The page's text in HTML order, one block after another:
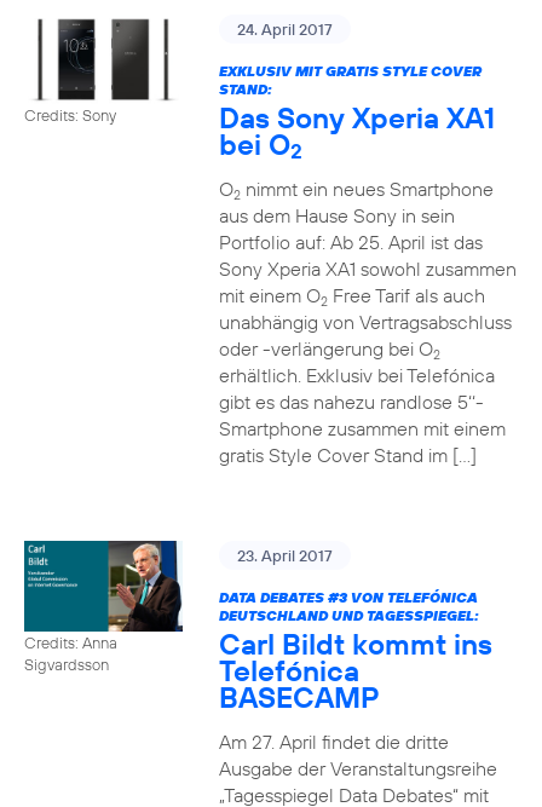
Credits: Sony
24. April 2017
EXKLUSIV MIT GRATIS STYLE COVER
STAND:
Das Sony Xperia XA1
bei O2
O2nimmt ein neues Smartphone
aus dem Hause Sony in sein
Portfolio auf: Ab 25. April ist das
Sony Xperia XA1 sowohl zusammen
mit einem O2Free Tarif als auch
unabhängig von Vertragsabschluss
oder -verlängerung bei O2
erhältlich. Exklusiv bei Telefónica
gibt es das nahezu randlose 5‘‘-
Smartphone zusammen mit einem
gratis Style Cover Stand im […]
Credits: Anna
Sigvardsson
23. April 2017
DATA DEBATES #3VON TELEFÓNICA
DEUTSCHLAND UND TAGESSPIEGEL:
Carl Bildt kommt ins
Telefónica
BASECAMP
Am 27. April findet die dritte
Ausgabe der Veranstaltungsreihe
„Tagesspiegel Data Debates“ mit